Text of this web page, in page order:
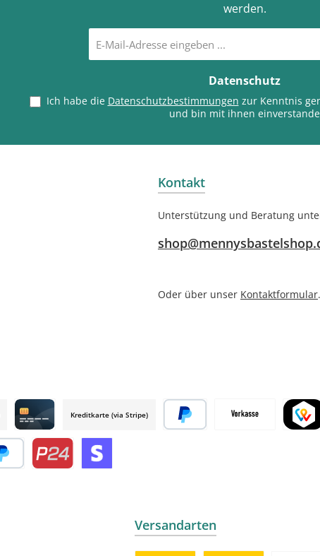
werden.
Mail-
Adresse
Datenschutz
Ich habe die Datenschutzbestimmungen zur Kenntnis
und bin mit ihnen
Kontakt
Unterstützung und Beratung
Oder über unser Kontaktformular.
Credit card by mollie
Kreditkarte (via Stripe)
Versandarten